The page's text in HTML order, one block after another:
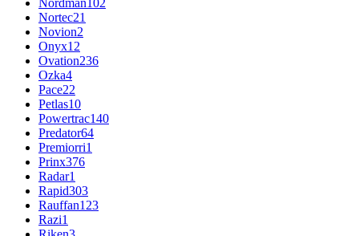
Nordman102
Nortec21
Novion2
Onyx12
Ovation236
Ozka4
Pace22
Petlas10
Powertrac140
Predator64
Premiorri1
Prinx376
Radar1
Rapid303
Rauffan123
Razi1